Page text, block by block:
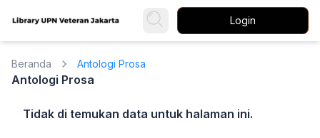
Login
Beranda Antologi Prosa
Antologi Prosa
Tidak di temukan data untuk halaman ini.